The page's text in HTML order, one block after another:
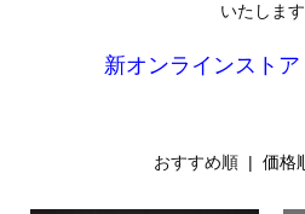
いたします
新オンラインストア
おすすめ順 | 価格